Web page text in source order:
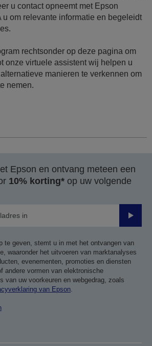
u contact opneemt met Epson
u om relevante informatie en begeleidt
rechtsonder op deze pagina om
onze virtuele assistent wij helpen u
manieren te verkennen om
nemen.
Epson en ontvang meteen een
10% korting* op uw volgende
te geven, stemt u in met het ontvangen van
waaronder het uitvoeren van marktanalyses
evenementen, promoties en diensten
andere vormen van elektronische
van uw voorkeuren en webgedrag, zoals
van Epson.